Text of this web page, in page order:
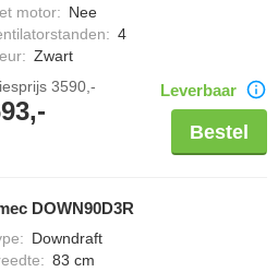
past bij inductie, meestal niet bij
motor: Nee
: 4
: Zwart
3590,- Leverbaar
Bestel
DOWN90D3R
: Downdraft
: 83 cm